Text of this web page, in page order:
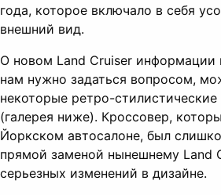
года, которое включало в себя
внешний вид.
О новом Land Cruiser информации
нам нужно задаться вопросом,
некоторые ретро-
(галерея ниже). Кроссовер,
Йоркском автосалоне, был
прямой заменой нынешнему Land
серьезных изменений в дизайне.